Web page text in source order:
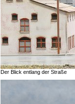
Der Blick entlang der Straße